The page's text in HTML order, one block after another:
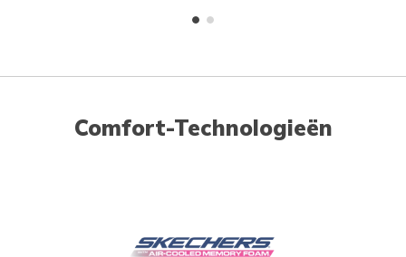
Comfort-Technologieën